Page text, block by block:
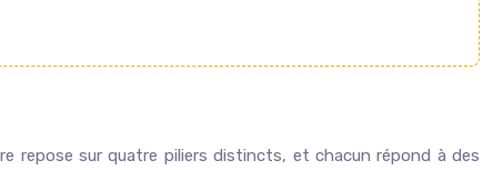
repose sur quatre piliers distincts, et chacun répond à des